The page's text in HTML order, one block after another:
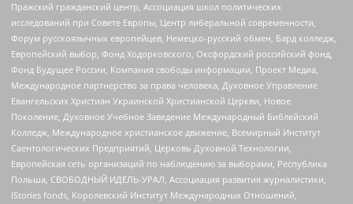
Пражский гражданский центр, Ассоциация школ политических
исследований при Совете Европы, Центр либеральной современности,
Форум русскоязычных европейцев, Немецко-русский обмен, Бард колледж,
Европейский выбор, Фонд Ходорковского, Оксфордский российский фонд,
Фонд Будущее России, Компания свободы информации, Проект Медиа,
Международное партнерство за права человека, Духовное Управление
Евангельских Христиан Украинской Христианской Церкви, Новое
Поколение, Духовное Учебное Заведение Международный Библейский
Колледж, Международное христианское движение, Всемирный Институт
Саентологических Предприятий, Церковь Духовной Технологии,
Европейская сеть организаций по наблюдению за выборами, Республика
Польша, СВОБОДНЫЙ ИДЕЛЬ-УРАЛ, Ассоциация развития журналистики,
IStories fonds, Королевский Институт Международных Отношений,